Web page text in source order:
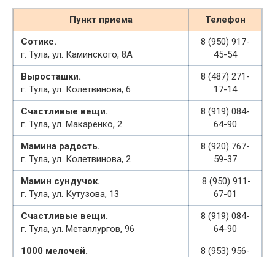
Пункт приема
Телефон
Сотикс.
г. Тула, ул. Каминского, 8А
8 (950) 917-
45-54
Выросташки.
г. Тула, ул. Колетвинова, 6
8 (487) 271-
17-14
Счастливые вещи.
г. Тула, ул. Макаренко, 2
8 (919) 084-
64-90
Мамина радость.
г. Тула, ул. Колетвинова, 2
8 (920) 767-
59-37
Мамин сундучок.
г. Тула, ул. Кутузова, 13
8 (950) 911-
67-01
Счастливые вещи.
г. Тула, ул. Металлургов, 96
8 (919) 084-
64-90
1000 мелочей.
8 (953) 956-